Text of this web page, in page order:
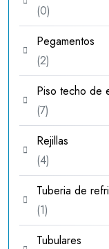
00
productos
Pegamentos
22
productos
Piso techo de
77
productos
Rejillas
44
productos
Tuberia de
11
producto
Tubulares